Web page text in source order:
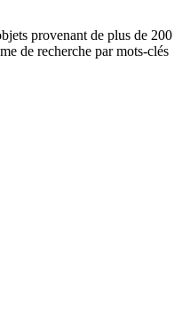
provenant de plus de 200
de recherche par mots-clés